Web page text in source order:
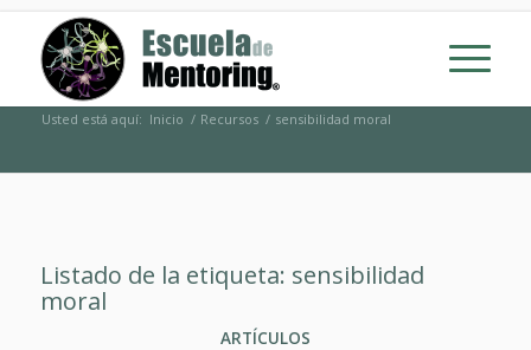
Usted está aquí: Inicio / Recursos / sensibilidad moral
Listado de la etiqueta: sensibilidad
moral
ARTÍCULOS